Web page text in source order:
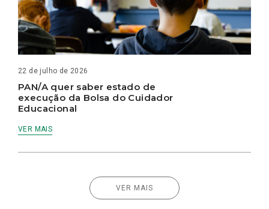
22 de julho de 2026
PAN/A quer saber estado de
execução da Bolsa do Cuidador
Educacional
VER MAIS
VER MAIS